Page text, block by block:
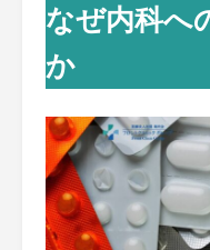
なぜ内科へ
か